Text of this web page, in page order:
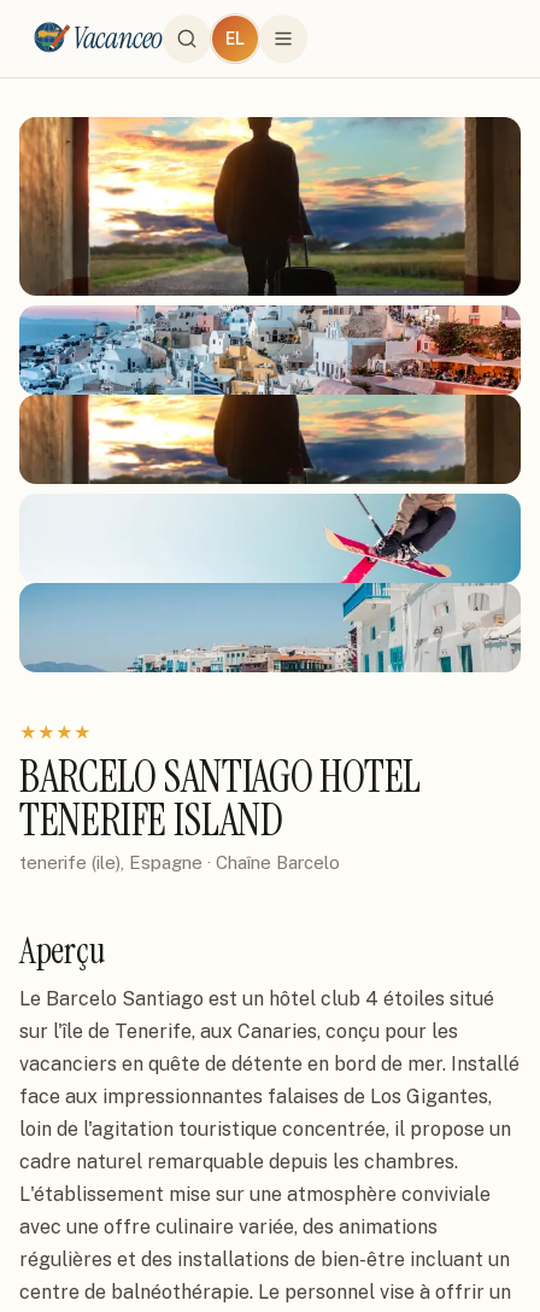
Vacanceo EL
★★★★
BARCELO SANTIAGO HOTEL
TENERIFE ISLAND
tenerife (ile), Espagne · Chaîne Barcelo
Aperçu
Le Barcelo Santiago est un hôtel club 4 étoiles situé
sur l'île de Tenerife, aux Canaries, conçu pour les
vacanciers en quête de détente en bord de mer. Installé
face aux impressionnantes falaises de Los Gigantes,
loin de l'agitation touristique concentrée, il propose un
cadre naturel remarquable depuis les chambres.
L'établissement mise sur une atmosphère conviviale
avec une offre culinaire variée, des animations
régulières et des installations de bien-être incluant un
centre de balnéothérapie. Le personnel vise à offrir un